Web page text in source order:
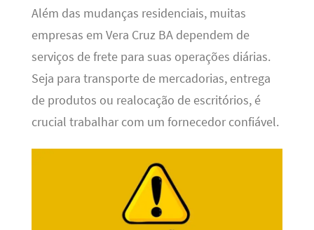
Além das mudanças residenciais, muitas
empresas em Vera Cruz BA dependem de
serviços de frete para suas operações diárias.
Seja para transporte de mercadorias, entrega
de produtos ou realocação de escritórios, é
crucial trabalhar com um fornecedor confiável.